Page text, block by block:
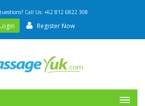
Call Us: +62 812 6822 308
Login Register Now